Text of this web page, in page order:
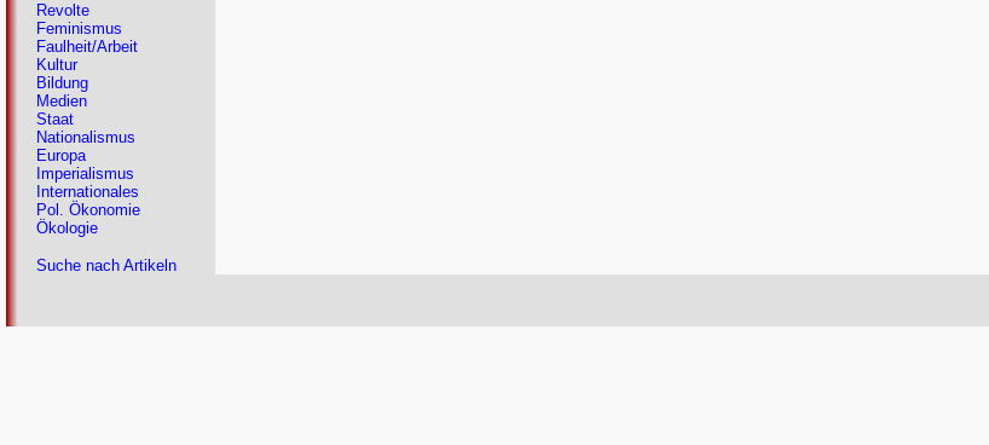
Revolte
Feminismus
Faulheit/Arbeit
Kultur
Bildung
Medien
Staat
Nationalismus
Europa
Imperialismus
Internationales
Pol. Ökonomie
Ökologie
Suche nach Artikeln